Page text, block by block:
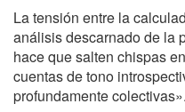
La tensión entre la
análisis descarnado de la
hace que salten chispas
cuentas de tono
profundamente